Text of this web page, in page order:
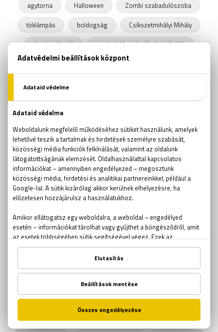
agytorna
Halloween
Zombi szabadulószoba
töklámpás
boldogság
Csíkszetmihályi Mihály
élményajándék
szabadulószoba élményajándék
karácsonyi ajándék
csapatépítő szabadulószoba
szabadulószoba Debrecen
gyakori kérdések
ajándékutalvány
Valentin nap
bomba szabadulószoba
kubai rakétaválság
szabadulószoba tipp
kijutós játék tipp
húsvét
húsvéti játék
VR játék AR játék
Pokemon Go
szabadulószoba 2 fő
szabadulószoba pároknak
Szabadulószoba teljes film
találós kérdések
kijutós jéték
Ockham borotvája